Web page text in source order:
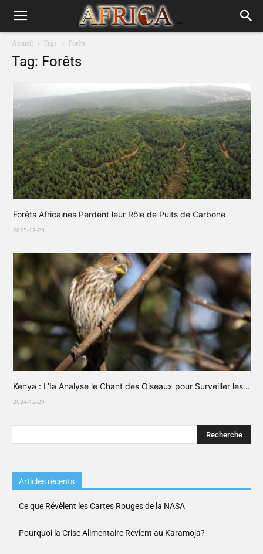
Accueil Tags Forêts
Tag: Forêts
Forêts Africaines Perdent leur Rôle de Puits de Carbone
2025-11-29
Kenya : L’Ia Analyse le Chant des Oiseaux pour Surveiller les...
2024-12-29
Articles récents
Ce que Révèlent les Cartes Rouges de la NASA
Pourquoi la Crise Alimentaire Revient au Karamoja?